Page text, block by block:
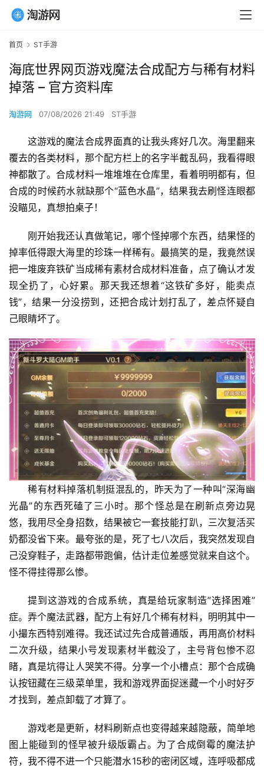
首页 ST手游
海底世界网页游戏魔法合成配方与稀有材料
掉落 – 官方资料库
淘游网 07/08/2026 21:49 ST手游
这游戏的魔法合成界面真的让我头疼好几次。海里翻来
覆去的各类材料，那个配方栏上的名字半截乱码，我看得眼
神都散了。合成材料一堆堆堆在仓库里，看着明明都有，但
合成的时候药水就缺那个“蓝色水晶”，结果我去刷怪连眼都
没瞄见，真想拍桌子！
刚开始我还认真做笔记，哪个怪掉哪个东西，结果怪的
掉率低得跟大海里的珍珠一样稀有。最搞笑的是，我竟然误
把一堆废弃铁矿当成稀有素材合成材料准备，点了确认才发
现全扔了，心好累。那天我还想着“这铁矿多好，能卖点
钱”，结果一分没捞到，还把合成计划打乱了，差点怀疑自
己眼睛坏了。
稀有材料掉落机制挺混乱的，昨天为了一种叫“深海幽
光晶”的东西死磕了三小时。那个怪总是在刷新点旁边晃
悠，我用尽全身招数，结果被它一套技能打趴，三次复活买
奶都没省下来。最夸张的是，死了七八次后，我突然发现自
己没穿鞋子，走路都带跑偏，估计走位差感觉就来自这个。
怪不得挂得那么惨。
提到这游戏的合成系统，真是给玩家制造”选择困难”
症。弄个魔法武器，配方上有好几个稀有材料，明明其中一
小撮东西特别难得。我还试过先合成普通版，再用高价材料
二次升级，结果小号发现素材半截没了，主号背包惨不忍
睹，真是坑得让人哭笑不得。分享一个小槽点：那个合成确
认按钮藏在三级菜单里，我和游戏界面捉迷藏一个小时好歹
才找到，差点卸载了才算了。
游戏老是更新，材料刷新点也变得越来越隐蔽，简单地
图上能碰到的怪早被升级版霸占。为了合成倒霉的魔法护
符，我不得不进一个只能潜水15秒的密闭区域，连呼吸都成